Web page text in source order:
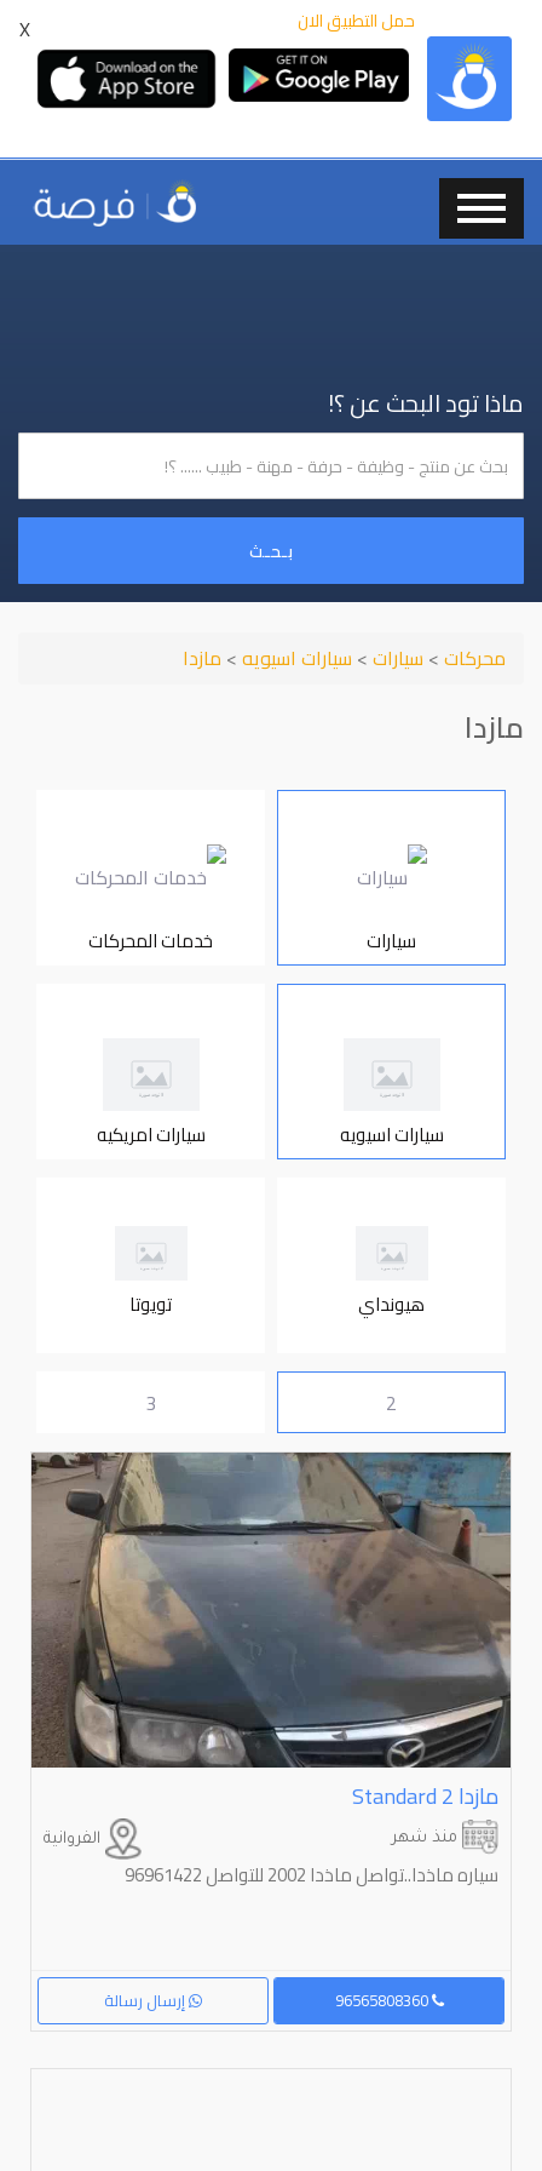
X حمل التطبيق الان
ماذا تود البحث عن ؟!
بـحـث
محركات> سيارات> سيارات اسيويه> مازدا
مازدا
سيارات خدمات المحركات
سيارات اسيويه سيارات امريكيه
هيونداي تويوتا
2
3
مازدا ⁦2⁩ ⁦Standard⁩
الفروانية منذ شهر
سياره ماذدا..تواصل ماذدا 2002 للتواصل 96961422
إرسال رسالة 96565808360